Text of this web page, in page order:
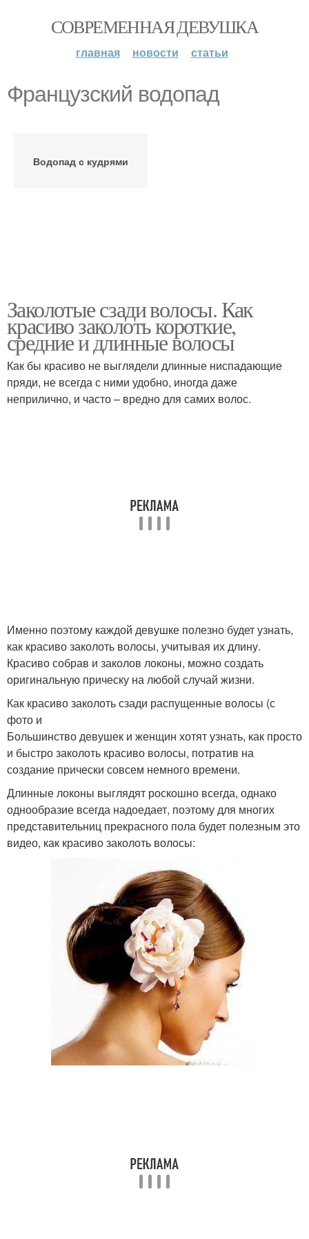
СОВРЕМЕННАЯ ДЕВУШКА
главная новости статьи
Французский водопад
Водопад с кудрями
Заколотые сзади волосы. Как
красиво заколоть короткие,
средние и длинные волосы
Как бы красиво не выглядели длинные ниспадающие
пряди, не всегда с ними удобно, иногда даже
неприлично, и часто – вредно для самих волос.
Именно поэтому каждой девушке полезно будет узнать,
как красиво заколоть волосы, учитывая их длину.
Красиво собрав и заколов локоны, можно создать
оригинальную прическу на любой случай жизни.
Как красиво заколоть сзади распущенные волосы (с
фото и
Большинство девушек и женщин хотят узнать, как просто
и быстро заколоть красиво волосы, потратив на
создание прически совсем немного времени.
Длинные локоны выглядят роскошно всегда, однако
однообразие всегда надоедает, поэтому для многих
представительниц прекрасного пола будет полезным это
видео, как красиво заколоть волосы: